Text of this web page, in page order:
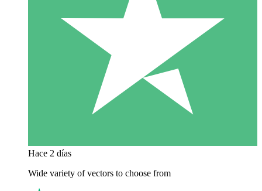
Hace 2 días
Wide variety of vectors to choose from